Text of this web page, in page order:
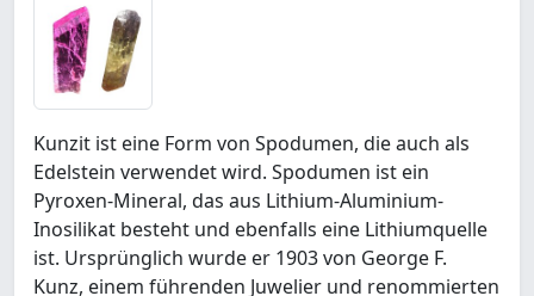
Kunzit ist eine Form von Spodumen, die auch als
Edelstein verwendet wird. Spodumen ist ein
Pyroxen-Mineral, das aus Lithium-Aluminium-
Inosilikat besteht und ebenfalls eine Lithiumquelle
ist. Ursprünglich wurde er 1903 von George F.
Kunz, einem führenden Juwelier und renommierten